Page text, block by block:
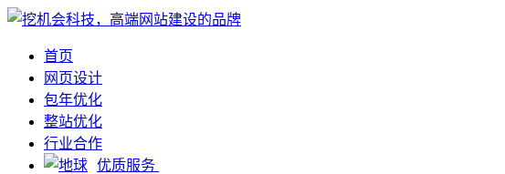
首页
网页设计
包年优化
整站优化
行业合作
优质服务